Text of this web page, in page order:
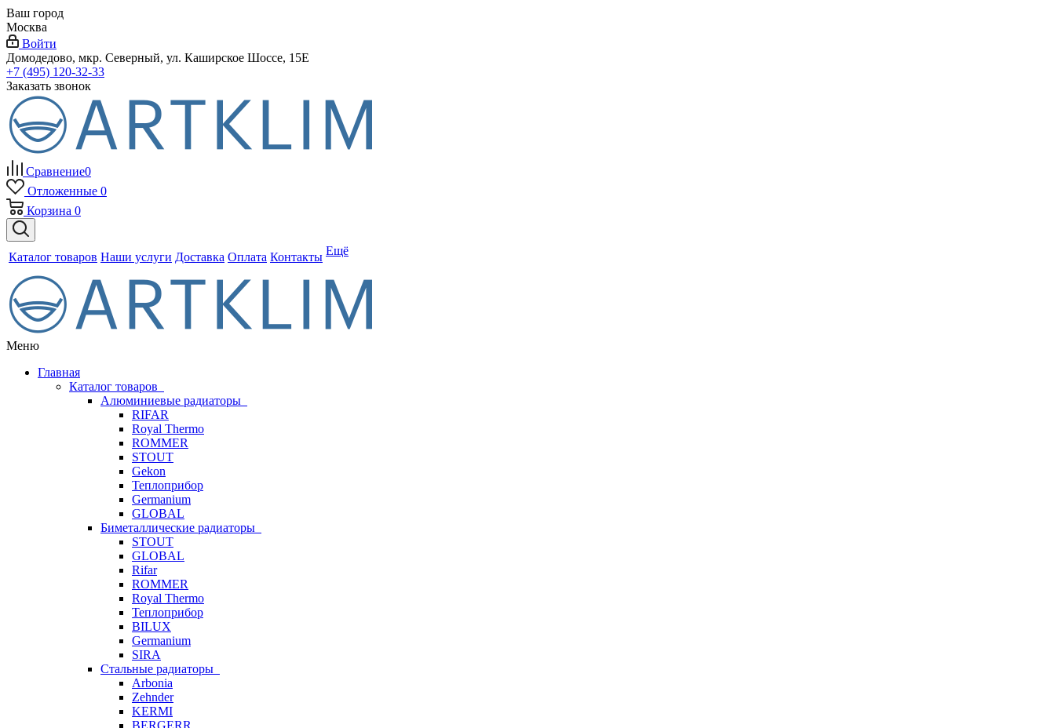
Ваш город
Москва
Войти
Домодедово, мкр. Северный, ул. Каширское Шоссе, 15Е
+7 (495) 120-32-33
Заказать звонок
Сравнение0
Отложенные 0
Корзина 0
Каталог товаров Наши услуги Доставка Оплата Контакты Ещё
Меню
Главная
Каталог товаров
Алюминиевые радиаторы
RIFAR
Royal Thermo
ROMMER
STOUT
Gekon
Теплоприбор
Germanium
GLOBAL
Биметаллические радиаторы
STOUT
GLOBAL
Rifar
ROMMER
Royal Thermo
Теплоприбор
BILUX
Germanium
SIRA
Стальные радиаторы
Arbonia
Zehnder
KERMI
BERGERR